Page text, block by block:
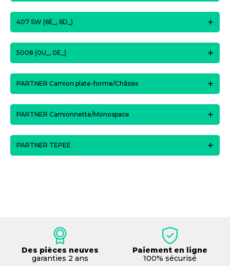
407 SW (6E_, 6D_)
5008 (0U_, 0E_)
PARTNER Camion plate-forme/Châssis
PARTNER Camionnette/Monospace
PARTNER TEPEE
Des pièces neuves
garanties 2 ans
Paiement en ligne
100% sécurisé